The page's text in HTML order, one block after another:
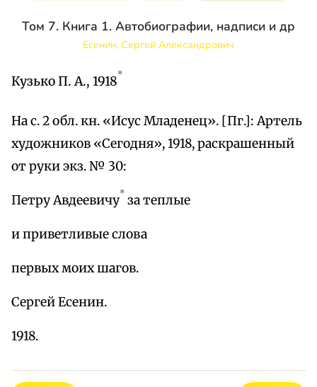
Том 7. Книга 1. Автобиографии, надписи и др
Есенин, Сергей Александрович
Кузько П. А., 1918*
На с. 2 обл. кн. «Исус Младенец». [Пг.]: Артель
художников «Сегодня», 1918, раскрашенный
от руки экз. № 30:
Петру Авдеевичу* за теплые
и приветливые слова
первых моих шагов.
Сергей Есенин.
1918.